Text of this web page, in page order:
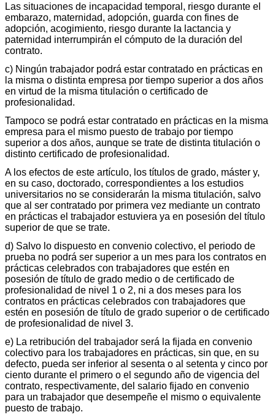
Las situaciones de incapacidad temporal, riesgo durante el
embarazo, maternidad, adopción, guarda con fines de
adopción, acogimiento, riesgo durante la lactancia y
paternidad interrumpirán el cómputo de la duración del
contrato.
c) Ningún trabajador podrá estar contratado en prácticas en
la misma o distinta empresa por tiempo superior a dos años
en virtud de la misma titulación o certificado de
profesionalidad.
Tampoco se podrá estar contratado en prácticas en la misma
empresa para el mismo puesto de trabajo por tiempo
superior a dos años, aunque se trate de distinta titulación o
distinto certificado de profesionalidad.
A los efectos de este artículo, los títulos de grado, máster y,
en su caso, doctorado, correspondientes a los estudios
universitarios no se considerarán la misma titulación, salvo
que al ser contratado por primera vez mediante un contrato
en prácticas el trabajador estuviera ya en posesión del título
superior de que se trate.
d) Salvo lo dispuesto en convenio colectivo, el periodo de
prueba no podrá ser superior a un mes para los contratos en
prácticas celebrados con trabajadores que estén en
posesión de título de grado medio o de certificado de
profesionalidad de nivel 1 o 2, ni a dos meses para los
contratos en prácticas celebrados con trabajadores que
estén en posesión de título de grado superior o de certificado
de profesionalidad de nivel 3.
e) La retribución del trabajador será la fijada en convenio
colectivo para los trabajadores en prácticas, sin que, en su
defecto, pueda ser inferior al sesenta o al setenta y cinco por
ciento durante el primero o el segundo año de vigencia del
contrato, respectivamente, del salario fijado en convenio
para un trabajador que desempeñe el mismo o equivalente
puesto de trabajo.